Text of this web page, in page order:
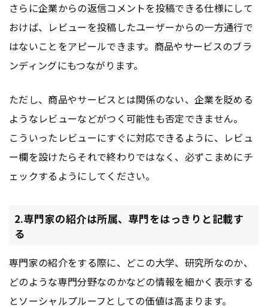
さらに企業からの返信コメントを投稿できる仕様にして
おけば、レビューを投稿したユーザーからの一方通行で
はないことをアピールできます。商品やサービスのブラ
ンディングにもつながります。
ただし、商品やサービスとは関係のない、企業を貶める
ようなレビューなどがつく可能性も否定できません。
こういったレビューにすぐに対応できるように、レビュ
ー欄を設けたらそれで終わりではなく、必ずこまめにチ
ェックするようにしてください。
2.専門家の紹介は所属、専門をはっきりと記載す
る
専門家の紹介をする際に、どこの大学、研究所なのか、
どのような専門分野なのかなどの情報を細かく表示する
とソーシャルプルーフとしての価値は高まります。